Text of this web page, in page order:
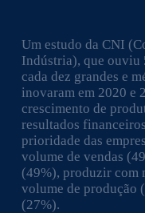
Um estudo da CNI
Indústria), que ouviu
cada dez grandes e
inovaram em 2020 e
crescimento de
resultados
prioridade das
volume de vendas
(49%), produzir com
volume de produção
(27%).